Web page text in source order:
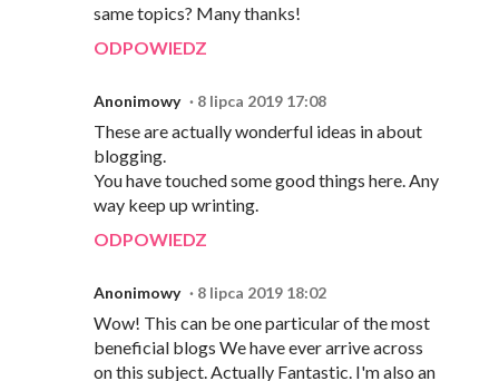
same topics? Many thanks!
ODPOWIEDZ
Anonimowy 8 lipca 2019 17:08
These are actually wonderful ideas in about
blogging.
You have touched some good things here. Any
way keep up wrinting.
ODPOWIEDZ
Anonimowy 8 lipca 2019 18:02
Wow! This can be one particular of the most
beneficial blogs We have ever arrive across
on this subject. Actually Fantastic. I'm also an